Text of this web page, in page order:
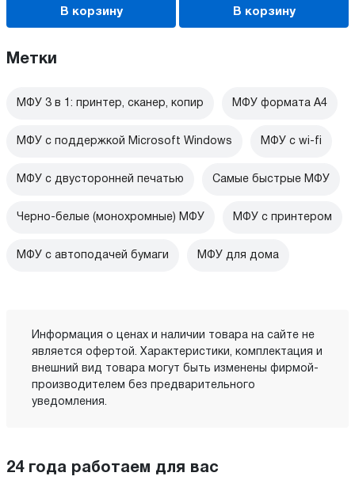
В корзину В корзину
Метки
МФУ 3 в 1: принтер, сканер, копир МФУ формата А4
МФУ с поддержкой Microsoft Windows МФУ c wi-fi
МФУ с двусторонней печатью Самые быстрые МФУ
Черно-белые (монохромные) МФУ МФУ с принтером
МФУ с автоподачей бумаги МФУ для дома
Информация о ценах и наличии товара на сайте не
является офертой. Характеристики, комплектация и
внешний вид товара могут быть изменены фирмой-
производителем без предварительного
уведомления.
24 года работаем для вас